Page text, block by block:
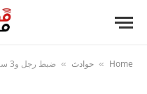
Home
» حوادث » ضبط رجل و3 سيدات بحوزتهم 18 طفلًا لاستغلالهم في أعمال التسول